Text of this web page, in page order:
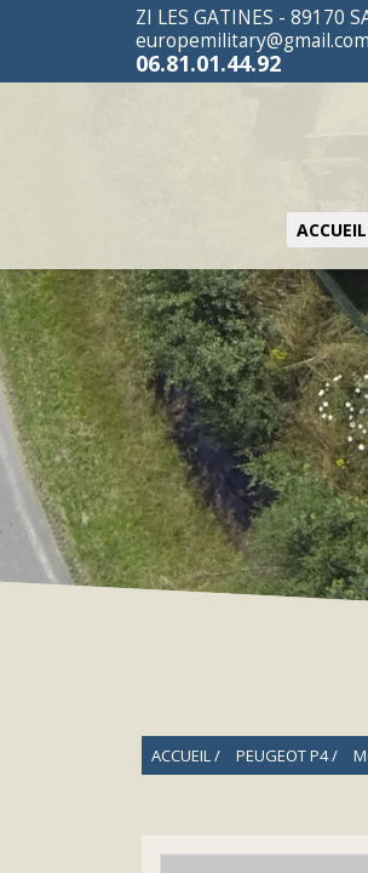
ZI LES GATINES - 89170
europemilitary@gmail.com
06.81.01.44.92
ACCUEIL PEUGEOT P4